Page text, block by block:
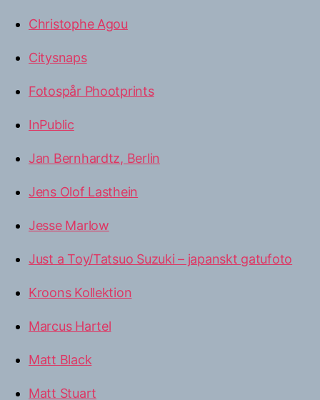
Christophe Agou
Citysnaps
Fotospår Phootprints
InPublic
Jan Bernhardtz, Berlin
Jens Olof Lasthein
Jesse Marlow
Just a Toy/Tatsuo Suzuki – japanskt gatufoto
Kroons Kollektion
Marcus Hartel
Matt Black
Matt Stuart